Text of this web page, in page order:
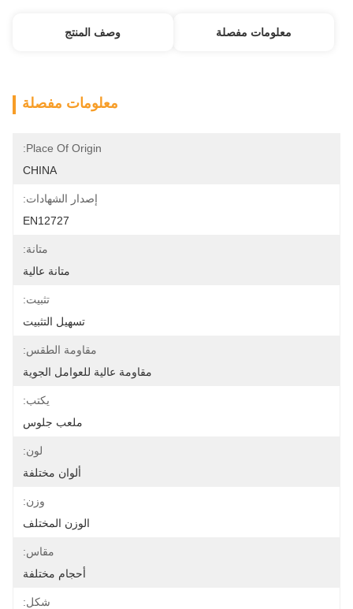
معلومات مفصلة وصف المنتج
معلومات مفصلة
Place Of Origin:
CHINA
إصدار الشهادات:
EN12727
متانة:
متانة عالية
تثبيت:
تسهيل التثبيت
مقاومة الطقس:
مقاومة عالية للعوامل الجوية
يكتب:
ملعب جلوس
لون:
ألوان مختلفة
وزن:
الوزن المختلف
مقاس:
أحجام مختلفة
شكل: